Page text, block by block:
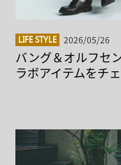
LIFE STYLE 2026/05/26
バング＆オルフセ
ラボアイテムをチ